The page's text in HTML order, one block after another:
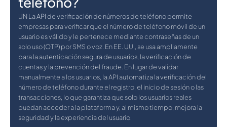
UN La API de verificación de números de teléfono permite
empresas para verificar que el número de teléfono móvil de un
usuario es válido y le pertenece mediante contraseñas de un
solo uso (OTP) por SMS o voz. En EE. UU., se usa ampliamente
para la autenticación segura de usuarios, la verificación de
cuentas y la prevención del fraude. En lugar de validar
manualmente a los usuarios, la API automatiza la verificación del
número de teléfono durante el registro, el inicio de sesión o las
transacciones, lo que garantiza que solo los usuarios reales
puedan acceder a la plataforma y, al mismo tiempo, mejora la
seguridad y la experiencia del usuario.